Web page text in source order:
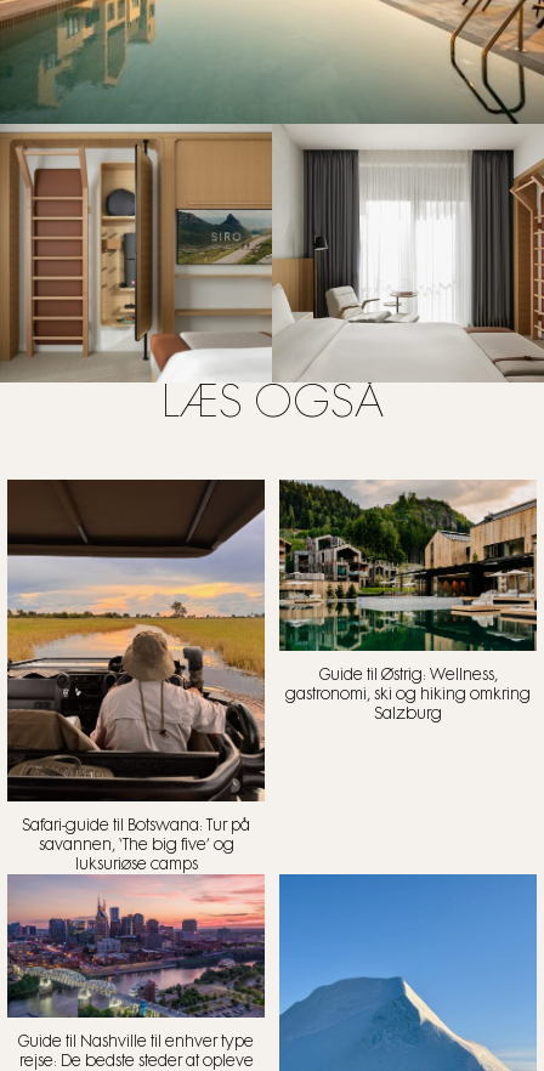
LÆS OGSÅ
Safari-guide til Botswana: Tur på
savannen, ‘The big five’ og
luksuriøse camps
Guide til Østrig: Wellness,
gastronomi, ski og hiking omkring
Salzburg
Guide til Nashville til enhver type
rejse: De bedste steder at opleve